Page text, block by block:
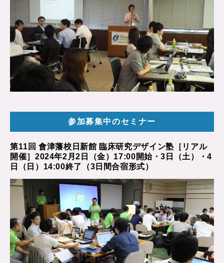
参加募集中のセミナー
第11回 會津藩校日新館 臨床研究デザイン塾［リアル
開催］2024年2月2日（金）17:00開始・3日（土）・4
日（日）14:00終了（3日間合宿形式）